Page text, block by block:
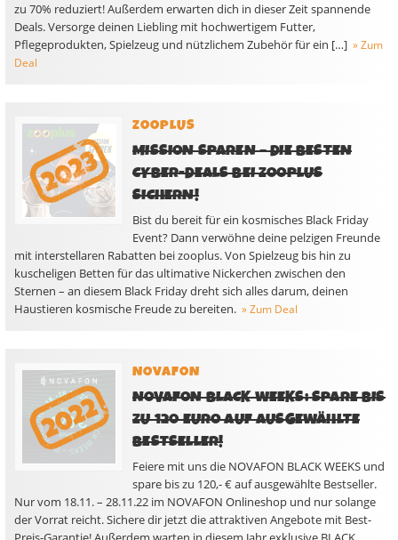
zu 70% reduziert! Außerdem erwarten dich in dieser Zeit spannende
Deals. Versorge deinen Liebling mit hochwertigem Futter,
Pflegeprodukten, Spielzeug und nützlichem Zubehör für ein […] » Zum
Deal
ZOOPLUS
MISSION SPAREN – DIE BESTEN
CYBER-DEALS BEI ZOOPLUS
SICHERN!
Bist du bereit für ein kosmisches Black Friday
Event? Dann verwöhne deine pelzigen Freunde
mit interstellaren Rabatten bei zooplus. Von Spielzeug bis hin zu
kuscheligen Betten für das ultimative Nickerchen zwischen den
Sternen – an diesem Black Friday dreht sich alles darum, deinen
Haustieren kosmische Freude zu bereiten. » Zum Deal
NOVAFON
NOVAFON BLACK WEEKS: SPARE BIS
ZU 120 EURO AUF AUSGEWÄHLTE
BESTSELLER!
Feiere mit uns die NOVAFON BLACK WEEKS und
spare bis zu 120,- € auf ausgewählte Bestseller.
Nur vom 18.11. – 28.11.22 im NOVAFON Onlineshop und nur solange
der Vorrat reicht. Sichere dir jetzt die attraktiven Angebote mit Best-